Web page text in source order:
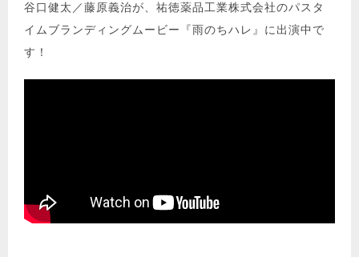
谷口健太／藤原義治が、祐徳薬品工業株式会社のパスタ
イムブランディングムービー『雨のちハレ』に出演中で
す！